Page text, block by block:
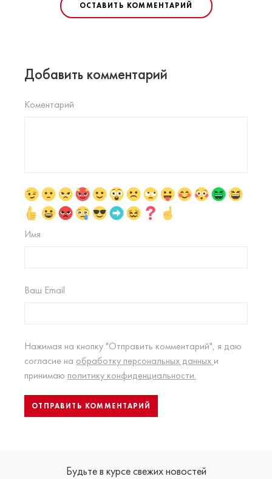
ОСТАВИТЬ КОММЕНТАРИЙ
Добавить комментарий
Коментарий
Имя
Ваш Email
Нажимая на кнопку "Отправить комментарий", я даю
согласие на обработку персональных данных и
принимаю политику конфиденциальности.
Будьте в курсе свежих новостей